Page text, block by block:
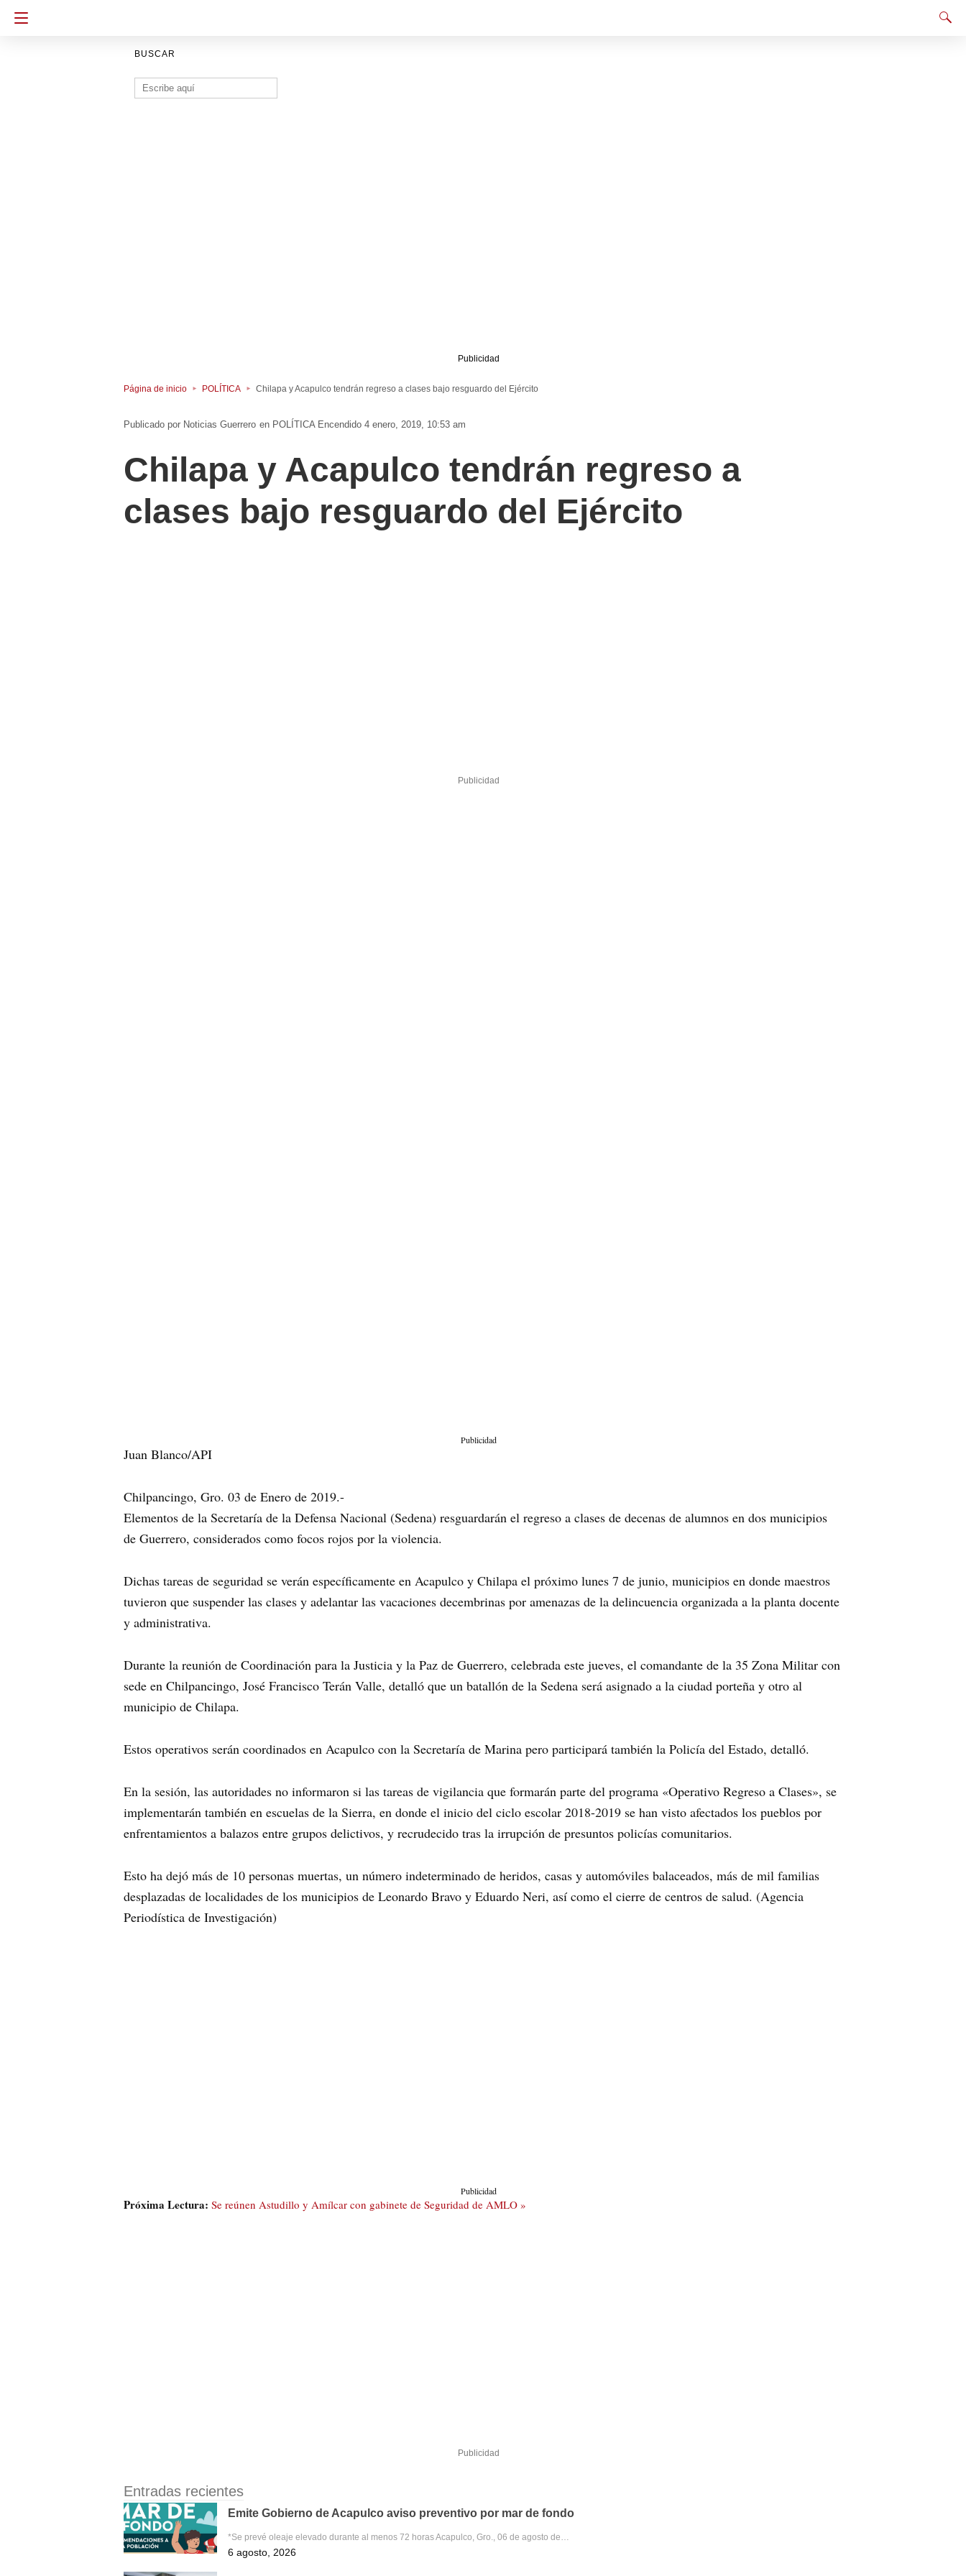
BUSCAR
Buscar:
Publicidad
Página de inicio POLÍTICA Chilapa y Acapulco tendrán regreso a clases bajo resguardo del Ejército
Noticias Guerrero en POLÍTICA Encendido 4 enero, 2019, 10:53 am
Chilapa y Acapulco tendrán regreso a
clases bajo resguardo del Ejército
Publicidad
Publicidad
Juan Blanco/API
Chilpancingo, Gro. 03 de Enero de 2019.-
Elementos de la Secretaría de la Defensa Nacional (Sedena) resguardarán el regreso a clases de decenas de alumnos en dos municipios
de Guerrero, considerados como focos rojos por la violencia.
Dichas tareas de seguridad se verán específicamente en Acapulco y Chilapa el próximo lunes 7 de junio, municipios en donde maestros
tuvieron que suspender las clases y adelantar las vacaciones decembrinas por amenazas de la delincuencia organizada a la planta docente
y administrativa.
Durante la reunión de Coordinación para la Justicia y la Paz de Guerrero, celebrada este jueves, el comandante de la 35 Zona Militar con
sede en Chilpancingo, José Francisco Terán Valle, detalló que un batallón de la Sedena será asignado a la ciudad porteña y otro al
municipio de Chilapa.
Estos operativos serán coordinados en Acapulco con la Secretaría de Marina pero participará también la Policía del Estado, detalló.
En la sesión, las autoridades no informaron si las tareas de vigilancia que formarán parte del programa «Operativo Regreso a Clases», se
implementarán también en escuelas de la Sierra, en donde el inicio del ciclo escolar 2018-2019 se han visto afectados los pueblos por
enfrentamientos a balazos entre grupos delictivos, y recrudecido tras la irrupción de presuntos policías comunitarios.
Esto ha dejó más de 10 personas muertas, un número indeterminado de heridos, casas y automóviles balaceados, más de mil familias
desplazadas de localidades de los municipios de Leonardo Bravo y Eduardo Neri, así como el cierre de centros de salud. (Agencia
Periodística de Investigación)
Publicidad
Próxima Lectura: Se reúnen Astudillo y Amílcar con gabinete de Seguridad de AMLO »
Publicidad
Entradas recientes
Emite Gobierno de Acapulco aviso preventivo por mar de fondo
*Se prevé oleaje elevado durante al menos 72 horas Acapulco, Gro., 06 de agosto de…
6 agosto, 2026